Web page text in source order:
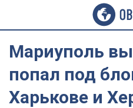
Мариуполь
попал под
Харькове и